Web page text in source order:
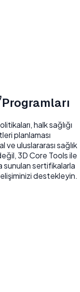
Programları
halk sağlığı
planlaması
ve uluslararası sağlık
3D Core Tools ile
sunulan sertifikalarla
destekleyin.